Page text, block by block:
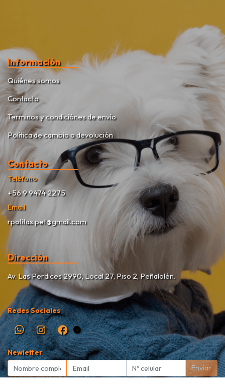
Información
Quiénes somos
Contacto
Terminos y condiciónes de envío
Política de cambio o devolución
Contacto
Teléfono
+56 9 9474 2275
Email
rpatitas.pet@gmail.com
Dirección
Av. Las Perdices 2990, Local 27, Piso 2, Peñalolén.
Redes Sociales
Newletter
Enviar